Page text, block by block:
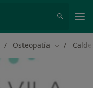
Osteopatía Cambiar